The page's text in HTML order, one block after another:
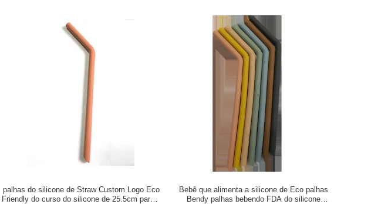
palhas do silicone de Straw Custom Logo Eco
Friendly do curso do silicone de 25.5cm para o
Bebê que alimenta a silicone de Eco palhas
Bendy palhas bebendo FDA do silicone